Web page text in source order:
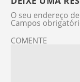
O seu endereço
Campos
COMENTE